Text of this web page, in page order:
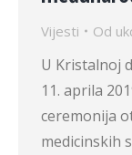
Vijesti Od
U Kristalnoj
11. aprila
ceremonija
medicinskih